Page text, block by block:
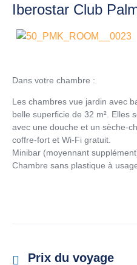
Iberostar Club
Dans votre chambre :
Les chambres vue jardin avec
belle superficie de 32 m². Elles
avec une douche et un sèche-
coffre-fort et Wi-Fi gratuit.
Minibar (moyennant
Chambre sans plastique à
Prix du voyage